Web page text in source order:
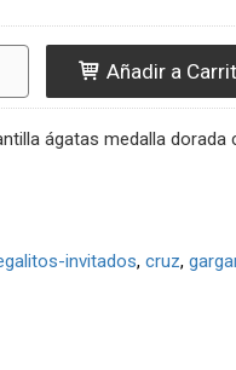
Añadir a
ágatas medalla dorada
invitados cruz